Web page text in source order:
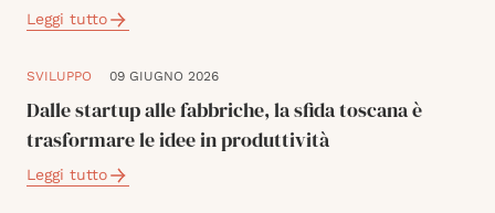
Leggi tutto
SVILUPPO 09 GIUGNO 2026
Dalle startup alle fabbriche, la sfida toscana è
trasformare le idee in produttività
Leggi tutto